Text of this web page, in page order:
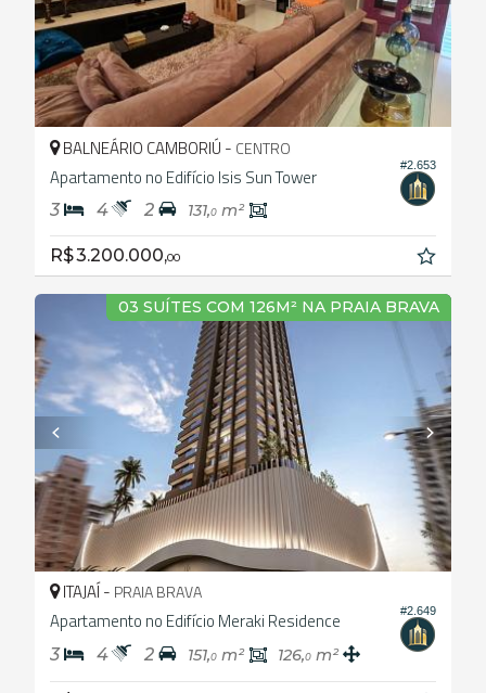
#2.653
BALNEÁRIO CAMBORIÚ - CENTRO
Apartamento no Edifício Isis Sun Tower
3 4 2 131,0 m²
R$ 3.200.000,00
03 SUÍTES COM 126M² NA PRAIA BRAVA
#2.649
ITAJAÍ - PRAIA BRAVA
Apartamento no Edifício Meraki Residence
3 4 2 151,0 m² 126,0 m²